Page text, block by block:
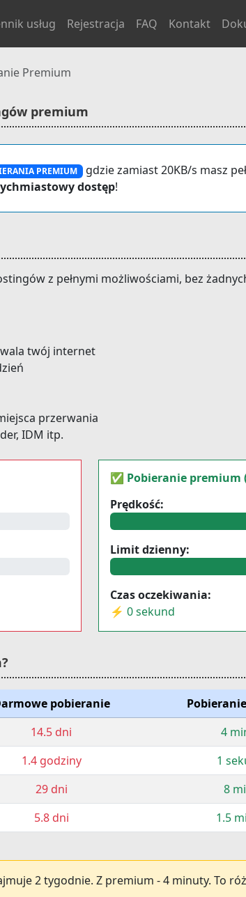
usług Rejestracja FAQ Kontakt
Premium
premium
PREMIUM gdzie zamiast 20KB/s masz
dostęp!
z pełnymi możliwościami, bez
twój internet
przerwania
IDM itp.
✅ Pobieranie premium
Prędkość:
Limit dzienny:
Czas oczekiwania:
⚡ 0 sekund
pobieranie
14.5 dni
4
1.4 godziny
1
29 dni
8
5.8 dni 1.5
2 tygodnie. Z premium - 4 minuty. To